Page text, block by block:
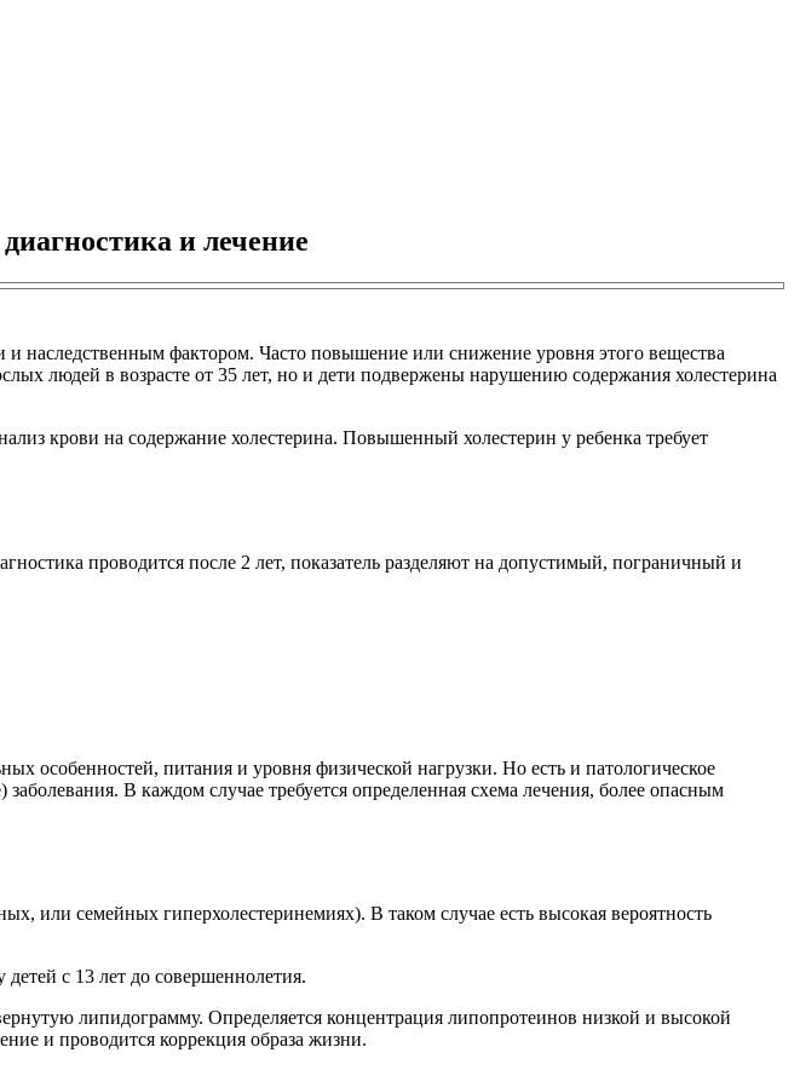
и лечение
наследственным фактором. Часто повышение или снижение уровня этого вещества
людей в возрасте от 35 лет, но и дети подвержены нарушению содержания холестерина
крови на содержание холестерина. Повышенный холестерин у ребенка требует
проводится после 2 лет, показатель разделяют на допустимый, пограничный и
особенностей, питания и уровня физической нагрузки. Но есть и патологическое
В каждом случае требуется определенная схема лечения, более опасным
или семейных гиперхолестеринемиях). В таком случае есть высокая вероятность
с 13 лет до совершеннолетия.
липидограмму. Определяется концентрация липопротеинов низкой и высокой
и проводится коррекция образа жизни.